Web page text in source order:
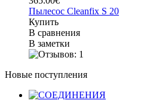
Пылесос Cleanfix S 20
Купить
В сравнения
В заметки
Новые поступления